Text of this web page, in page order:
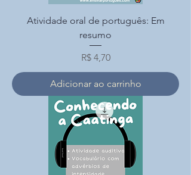
Atividade oral de português: Em
resumo
Preço
R$ 4,70
Adicionar ao carrinho